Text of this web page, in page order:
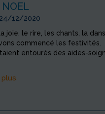
NOEL
12/2020
joie, le rire, les chants, la
commencé les festivités.
entourés des aides-
plus